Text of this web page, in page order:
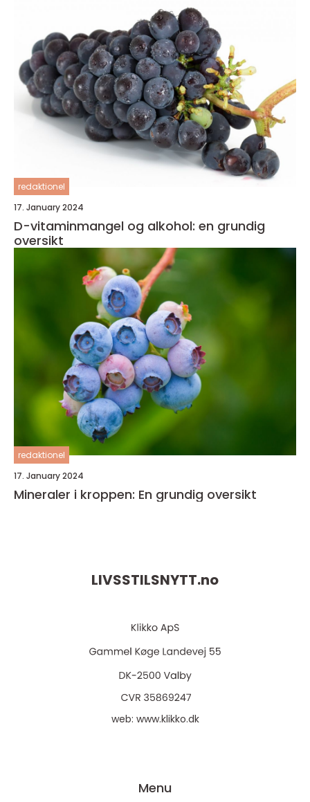
redaktionel
17. January 2024
D-vitaminmangel og alkohol: en grundig
oversikt
redaktionel
17. January 2024
Mineraler i kroppen: En grundig oversikt
LIVSSTILSNYTT.no
web: www.klikko.dk
Menu